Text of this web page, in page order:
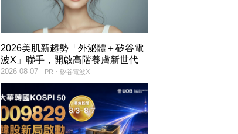
2026美肌新趨勢「外泌體＋矽谷電
波X」聯手，開啟高階養膚新世代
PR・矽谷電波X
2026-08-07